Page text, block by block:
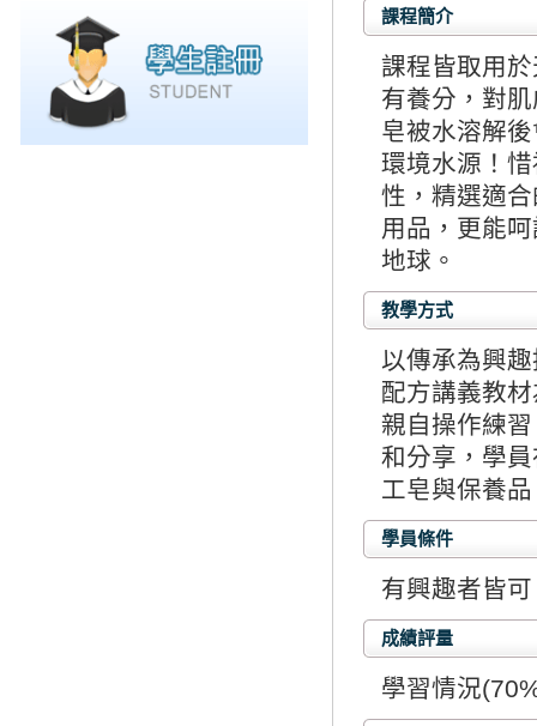
課程簡介
課程皆取用
有養分，對
皂被水溶解
環境水源！
性，精選適
用品，更能
地球。
教學方式
以傳承為興
配方講義教
親自操作練
和分享，學
工皂與保養
學員條件
有興趣者皆可
成績評量
學習情況